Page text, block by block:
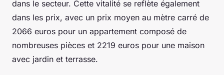
dans le secteur. Cette vitalité se reflète également
dans les prix, avec un prix moyen au mètre carré de
2066 euros pour un appartement composé de
nombreuses pièces et 2219 euros pour une maison
avec jardin et terrasse.